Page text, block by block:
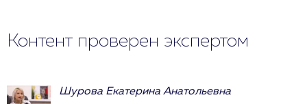
Контент проверен экспертом
Шурова Екатерина Анатольевна